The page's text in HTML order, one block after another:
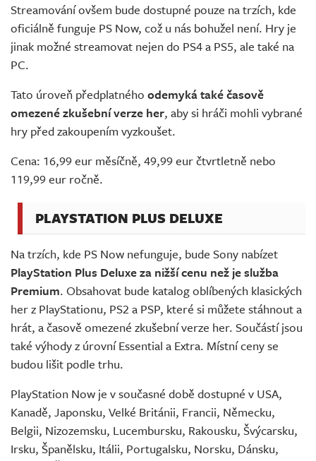
Streamování ovšem bude dostupné pouze na trzích, kde
oficiálně funguje PS Now, což u nás bohužel není. Hry je
jinak možné streamovat nejen do PS4 a PS5, ale také na
PC.
Tato úroveň předplatného odemyká také časově
omezené zkušební verze her, aby si hráči mohli vybrané
hry před zakoupením vyzkoušet.
Cena: 16,99 eur měsíčně, 49,99 eur čtvrtletně nebo
119,99 eur ročně.
PLAYSTATION PLUS DELUXE
Na trzích, kde PS Now nefunguje, bude Sony nabízet
PlayStation Plus Deluxe za nižší cenu než je služba
Premium. Obsahovat bude katalog oblíbených klasických
her z PlayStationu, PS2 a PSP, které si můžete stáhnout a
hrát, a časově omezené zkušební verze her. Součástí jsou
také výhody z úrovní Essential a Extra. Místní ceny se
budou lišit podle trhu.
PlayStation Now je v současné době dostupné v USA,
Kanadě, Japonsku, Velké Británii, Francii, Německu,
Belgii, Nizozemsku, Lucembursku, Rakousku, Švýcarsku,
Irsku, Španělsku, Itálii, Portugalsku, Norsku, Dánsku,